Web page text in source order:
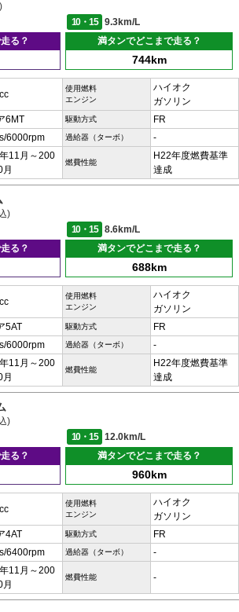
10・15
9.3km/L
る？
満タンでどこまで走る？
744km
使用燃料
エンジン
ハイオク
ガソリン
6MT 駆動方式 FR
6000rpm 過給器（ターボ） -
11月～200
燃費性能
H22年度燃費基準
達成
)
10・15
8.6km/L
る？
満タンでどこまで走る？
688km
使用燃料
エンジン
ハイオク
ガソリン
5AT 駆動方式 FR
6000rpm 過給器（ターボ） -
11月～200
燃費性能
H22年度燃費基準
達成
)
10・15
12.0km/L
る？
満タンでどこまで走る？
960km
使用燃料
エンジン
ハイオク
ガソリン
4AT 駆動方式 FR
6400rpm 過給器（ターボ） -
11月～200
燃費性能 -